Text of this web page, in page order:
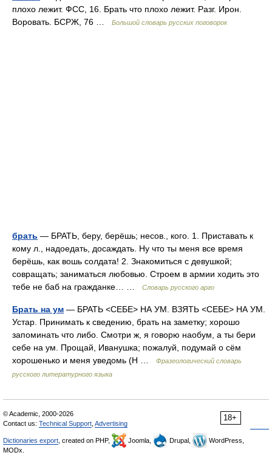
плохо лежит. ФСС, 16. Брать что плохо лежит. Разг. Ирон.
Воровать. БСРЖ, 76 …
Большой словарь русских поговорок
брать — БРАТЬ, беру, берёшь; несов., кого. 1. Приставать к
кому л., надоедать, досаждать. Ну что ты меня все время
берёшь, как вошь солдата! 2. Знакомиться с девушкой;
совращать; заниматься любовью. Строем в армии ходить это
тебе не баб на гражданке… …
Словарь русского арго
Брать на ум — БРАТЬ <СЕБЕ> НА УМ. ВЗЯТЬ <СЕБЕ> НА УМ.
Устар. Принимать к сведению, брать на заметку; хорошо
запоминать что либо. Смотри ж, я говорю наобум, а ты бери
себе на ум. Прощай, Иванушка; пожалуй, подумай о сём
хорошенько и меня уведомь (Н …
Фразеологический словарь
русского литературного языка
18+
© Academic, 2000-2026
Contact us: Technical Support Advertising
Dictionaries export , created on PHP, Joomla, Drupal,
WordPress,
MODx.